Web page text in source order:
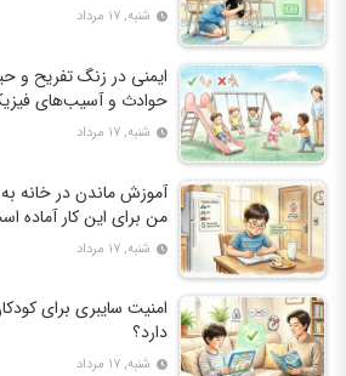
شنبه, ۱۷ مرداد
ایمنی در زنگ تفریح و
حوادث و آسیب‌های
شنبه, ۱۷ مرداد
من برای این کار آماده
شنبه, ۱۷ مرداد
امنیت سایبری برای
دارد؟
شنبه, ۱۷ مرداد